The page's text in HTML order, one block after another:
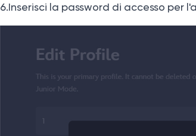
6.Inserisci la password di accesso per